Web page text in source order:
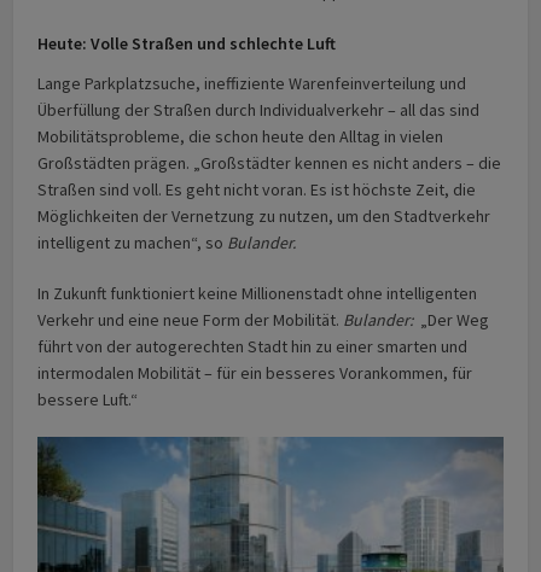
Heute: Volle Straßen und schlechte Luft
Lange Parkplatzsuche, ineffiziente Warenfeinverteilung und
Überfüllung der Straßen durch Individualverkehr – all das sind
Mobilitätsprobleme, die schon heute den Alltag in vielen
Großstädten prägen. „Großstädter kennen es nicht anders – die
Straßen sind voll. Es geht nicht voran. Es ist höchste Zeit, die
Möglichkeiten der Vernetzung zu nutzen, um den Stadtverkehr
intelligent zu machen“, so Bulander.
In Zukunft funktioniert keine Millionenstadt ohne intelligenten
Verkehr und eine neue Form der Mobilität. Bulander: „Der Weg
führt von der autogerechten Stadt hin zu einer smarten und
intermodalen Mobilität – für ein besseres Vorankommen, für
bessere Luft.“